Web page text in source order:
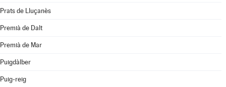
Prats de Lluçanès
Premià de Dalt
Premià de Mar
Puigdàlber
Puig-reig